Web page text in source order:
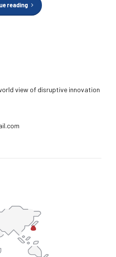
reading
view of disruptive innovation